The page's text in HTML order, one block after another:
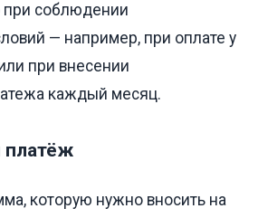
при соблюдении
— например, при оплате у
при внесении
каждый месяц.
которую нужно вносить на